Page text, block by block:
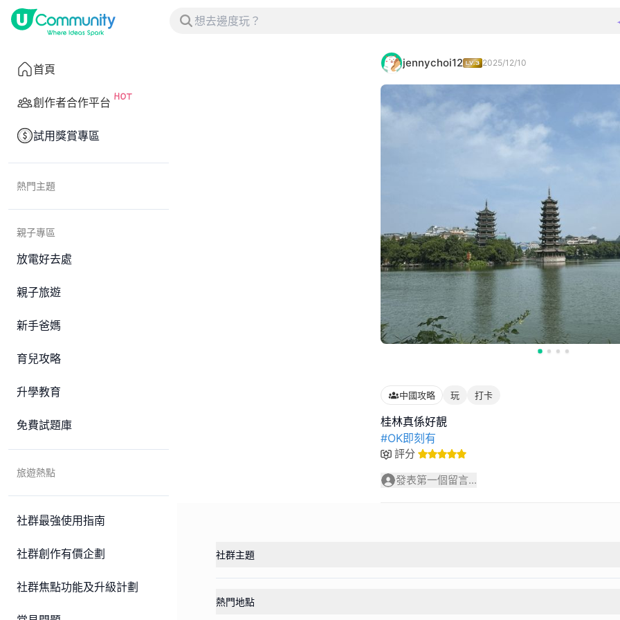
首頁
創作者合作平台
試用獎賞專區
熱門主題
親子專區
放電好去處
親子旅遊
新手爸媽
育兒攻略
升學教育
免費試題庫
旅遊熱點
社群最強使用指南
社群創作有價企劃
社群焦點功能及升級計劃
jennychoi12 2025/12/10
中國攻略 玩 打卡
#OK即刻有
評分
發表第一個留言...
社群主題
熱門地點